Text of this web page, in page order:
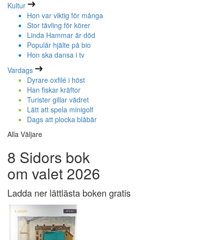
Kultur
Hon var viktig för många
Stor tävling för körer
Linda Hammar är död
Populär hjälte på bio
Hon ska dansa i tv
Vardags
Dyrare oxfilé i höst
Han fiskar kräftor
Turister gillar vädret
Lätt att spela minigolf
Dags att plocka blåbär
Alla Väljare
8 Sidors bok
om valet 2026
Ladda ner lättlästa boken gratis